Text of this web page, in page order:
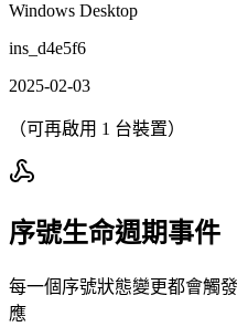
Windows Desktop
ins_d4e5f6
2025-02-03
（可再啟用 1 台裝置）
序號生命週期事件
每一個序號狀態變更都會觸
應